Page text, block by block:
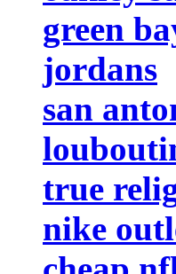
green
jordans
san
true
nike